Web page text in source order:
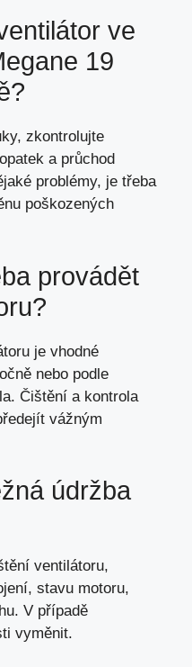
ve
19
zkontrolujte
a průchod
problémy, je třeba
poškozených
provádět
je vhodné
nebo podle
Čištění a kontrola
vážným
údržba
ventilátoru,
stavu motoru,
V případě
vyměnit.